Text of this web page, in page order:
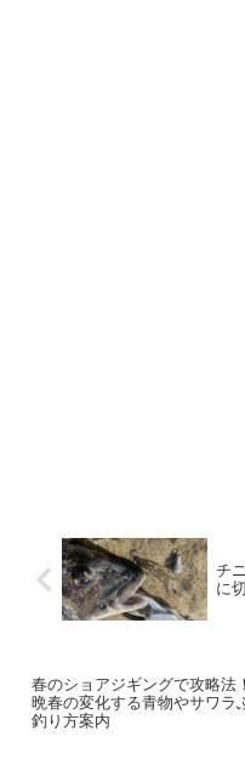
チ
に
春のショアジギングで攻略法
晩春の変化する青物やサワラ
釣り方案内